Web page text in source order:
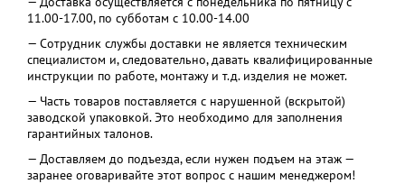
11.00-17.00, по субботам с 10.00-14.00
— Сотрудник службы доставки не является техническим
специалистом и, следовательно, давать квалифицированные
инструкции по работе, монтажу и т.д. изделия не может.
— Часть товаров поставляется с нарушенной (вскрытой)
заводской упаковкой. Это необходимо для заполнения
гарантийных талонов.
— Доставляем до подъезда, если нужен подъем на этаж —
заранее оговаривайте этот вопрос с нашим менеджером!